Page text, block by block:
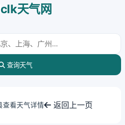
天气网
查询天气
查看天气详情 返回上一页